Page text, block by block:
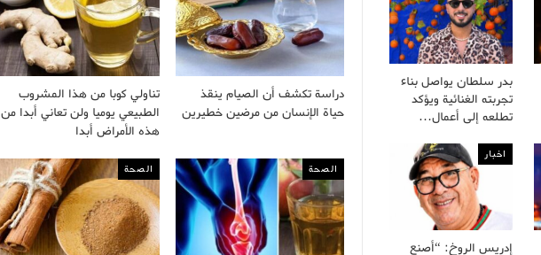
دراسة تكشف أن الصيام ينقذ
حياة الإنسان من مرضين خطيرين
تناولي كوبا من هذا المشروب
الطبيعي يوميا ولن تعاني أبدا من
هذه الأمراض أبدا
الصحة الصحة
بدر سلطان يواصل بناء
تجربته الغنائية ويؤكد
تطلعه إلى أعمال…
اخبار
إدريس الروخ: “أصنع